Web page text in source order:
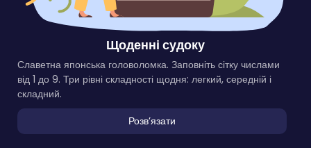
Щоденні судоку
Славетна японська головоломка. Заповніть сітку числами
від 1 до 9. Три рівні складності щодня: легкий, середній і
складний.
Розвʼязати